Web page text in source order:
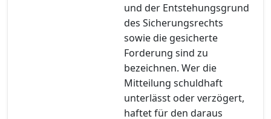
und der Entstehungsgrund
des Sicherungsrechts
sowie die gesicherte
Forderung sind zu
bezeichnen. Wer die
Mitteilung schuldhaft
unterlässt oder verzögert,
haftet für den daraus